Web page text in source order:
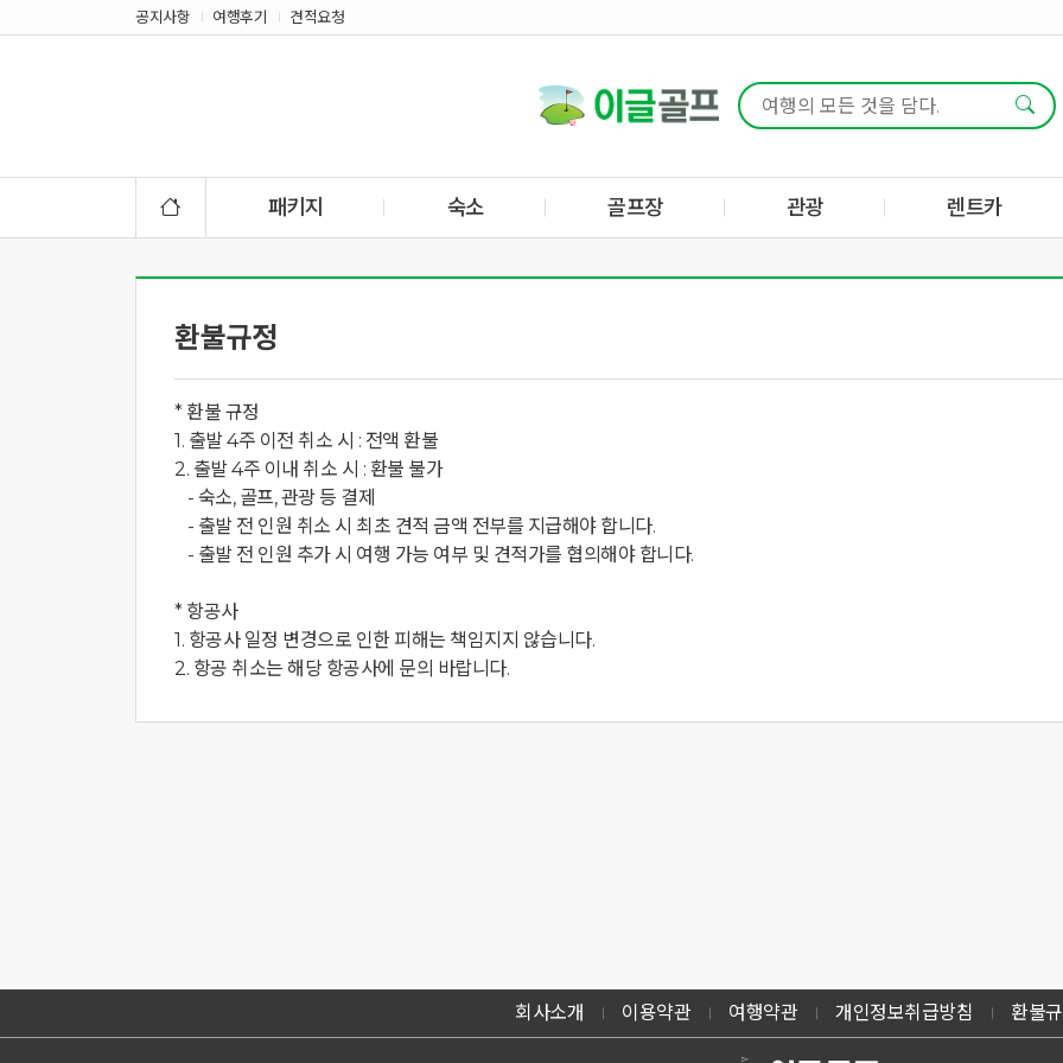
공지사항 여행후기 견적요청
패키지 숙소 골프장 관광 렌트카
환불규정
* 환불 규정
1. 출발 4주 이전 취소 시 : 전액 환불
2. 출발 4주 이내 취소 시 : 환불 불가
* 항공사
1. 항공사 일정 변경으로 인한 피해는 책임지지 않습니다.
2. 항공 취소는 해당 항공사에 문의 바랍니다.
회사소개 이용약관 여행약관 개인정보취급방침 환불